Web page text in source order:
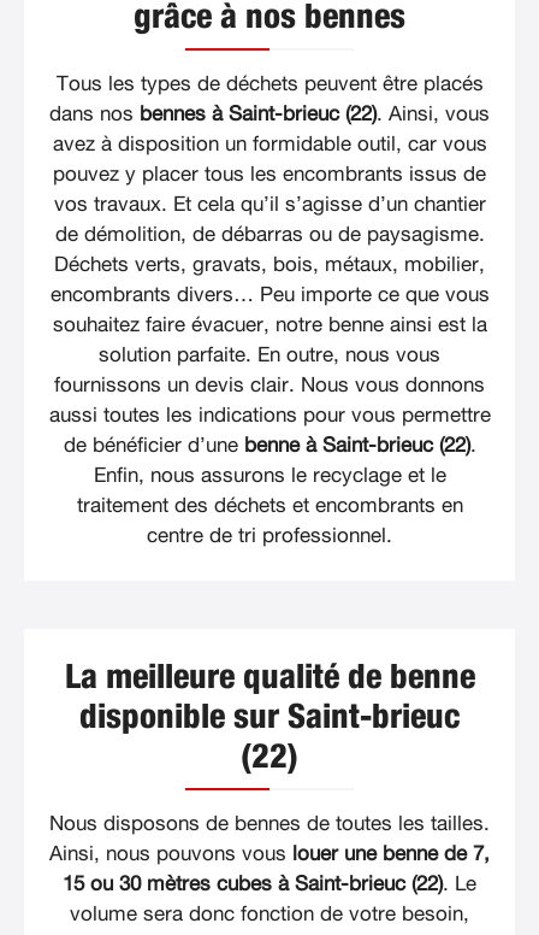
grâce à nos bennes
Tous les types de déchets peuvent être placés
dans nos bennes à Saint-brieuc (22). Ainsi, vous
avez à disposition un formidable outil, car vous
pouvez y placer tous les encombrants issus de
vos travaux. Et cela qu’il s’agisse d’un chantier
de démolition, de débarras ou de paysagisme.
Déchets verts, gravats, bois, métaux, mobilier,
encombrants divers… Peu importe ce que vous
souhaitez faire évacuer, notre benne ainsi est la
solution parfaite. En outre, nous vous
fournissons un devis clair. Nous vous donnons
aussi toutes les indications pour vous permettre
de bénéficier d’une benne à Saint-brieuc (22).
Enfin, nous assurons le recyclage et le
traitement des déchets et encombrants en
centre de tri professionnel.
La meilleure qualité de benne
disponible sur Saint-brieuc
(22)
Nous disposons de bennes de toutes les tailles.
Ainsi, nous pouvons vous louer une benne de 7,
15 ou 30 mètres cubes à Saint-brieuc (22). Le
volume sera donc fonction de votre besoin,